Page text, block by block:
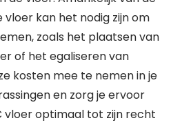
kan het nodig zijn om
zoals het plaatsen van
of het egaliseren van
kosten mee te nemen in je
en zorg je ervoor
vloer optimaal tot zijn recht